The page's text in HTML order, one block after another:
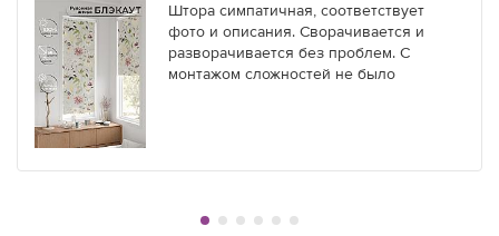
Штора симпатичная, соответствует
фото и описания. Сворачивается и
разворачивается без проблем. С
монтажом сложностей не было